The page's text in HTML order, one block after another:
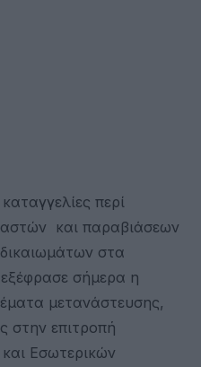
περί
και παραβιάσεων
στα
σήμερα η
μετανάστευσης,
στην επιτροπή
Εσωτερικών